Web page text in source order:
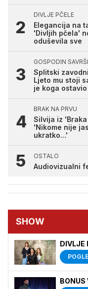
DIVLJE PČELE
Elegancija na
'Divljih pčela'
oduševila sve
GOSPODIN
Splitski
Ljeto mu stoji
je koga
BRAK NA PRVU
Silvija iz
'Nikome nije
ukratko...'
OSTALO
Audiovizualni
SHOW
DIVLJE
BONUS